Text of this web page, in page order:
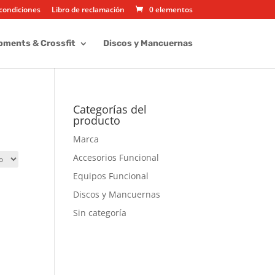
Libro de reclamación 0 elementos
& Crossfit Discos y Mancuernas
Categorías del
producto
Marca
Accesorios Funcional
Equipos Funcional
Discos y Mancuernas
Sin categoría